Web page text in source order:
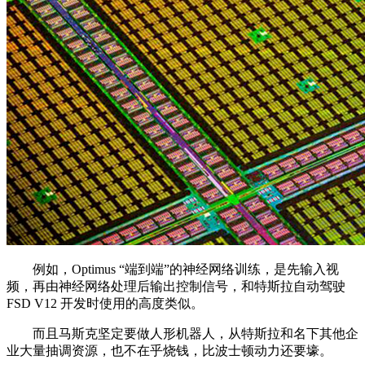
例如，Optimus “端到端”的神经网络训练，是先输入视
频，再由神经网络处理后输出控制信号，和特斯拉自动驾驶
FSD V12 开发时使用的高度类似。
而且马斯克坚定要做人形机器人，从特斯拉和名下其他企
业大量抽调资源，也不在乎烧钱，比波士顿动力还要壕。